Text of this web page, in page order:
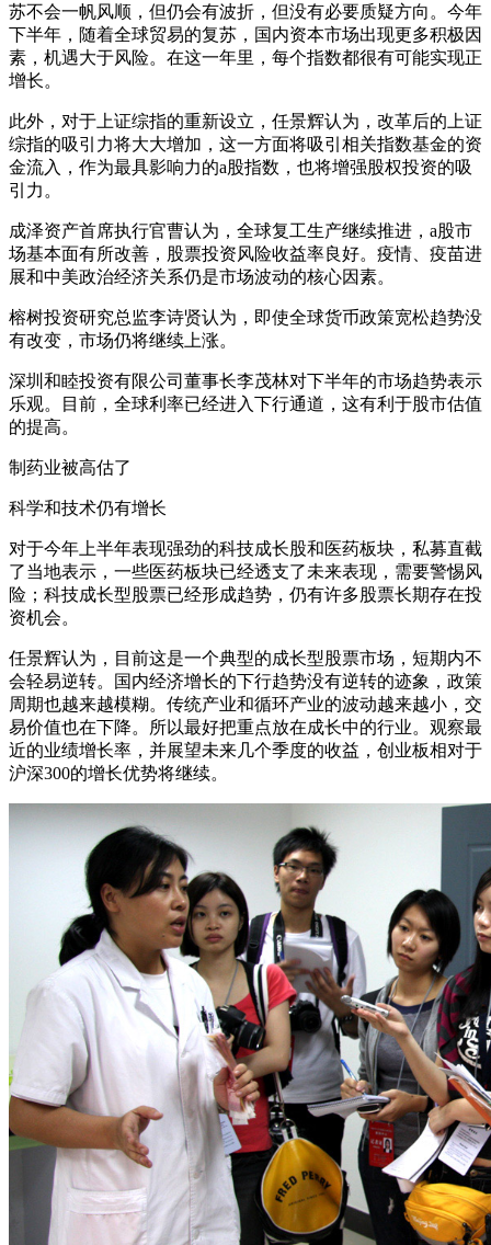
苏不会一帆风顺，但仍会有波折，但没有必要质疑方向。今年
下半年，随着全球贸易的复苏，国内资本市场出现更多积极因
素，机遇大于风险。在这一年里，每个指数都很有可能实现正
增长。
此外，对于上证综指的重新设立，任景辉认为，改革后的上证
综指的吸引力将大大增加，这一方面将吸引相关指数基金的资
金流入，作为最具影响力的a股指数，也将增强股权投资的吸
引力。
成泽资产首席执行官曹认为，全球复工生产继续推进，a股市
场基本面有所改善，股票投资风险收益率良好。疫情、疫苗进
展和中美政治经济关系仍是市场波动的核心因素。
榕树投资研究总监李诗贤认为，即使全球货币政策宽松趋势没
有改变，市场仍将继续上涨。
深圳和睦投资有限公司董事长李茂林对下半年的市场趋势表示
乐观。目前，全球利率已经进入下行通道，这有利于股市估值
的提高。
制药业被高估了
科学和技术仍有增长
对于今年上半年表现强劲的科技成长股和医药板块，私募直截
了当地表示，一些医药板块已经透支了未来表现，需要警惕风
险；科技成长型股票已经形成趋势，仍有许多股票长期存在投
资机会。
任景辉认为，目前这是一个典型的成长型股票市场，短期内不
会轻易逆转。国内经济增长的下行趋势没有逆转的迹象，政策
周期也越来越模糊。传统产业和循环产业的波动越来越小，交
易价值也在下降。所以最好把重点放在成长中的行业。观察最
近的业绩增长率，并展望未来几个季度的收益，创业板相对于
沪深300的增长优势将继续。